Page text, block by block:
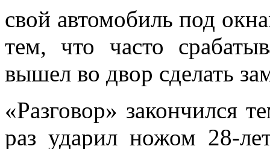
свой автомобиль под
тем, что часто
вышел во двор сделать
«Разговор» закончился
раз ударил ножом 28-